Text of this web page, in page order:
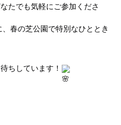
たでも気軽にご参加くださ
ちしています！